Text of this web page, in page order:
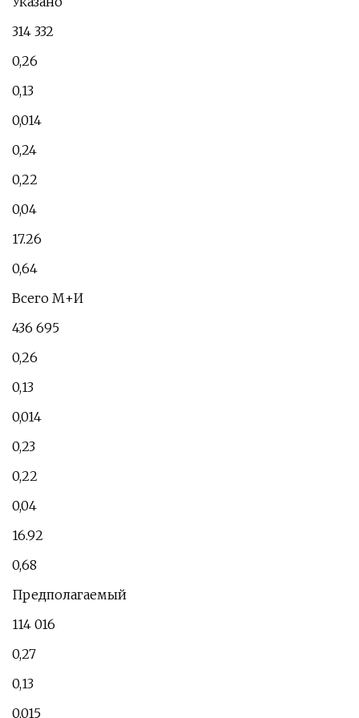
314 332
0,26
0,13
0,014
0,24
0,22
0,04
17.26
0,64
Всего М+И
436 695
0,26
0,13
0,014
0,23
0,22
0,04
16.92
0,68
Предполагаемый
114 016
0,27
0,13
0,015